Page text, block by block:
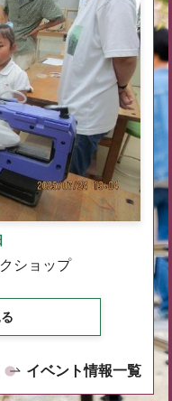
ショップ
イベント情報一覧